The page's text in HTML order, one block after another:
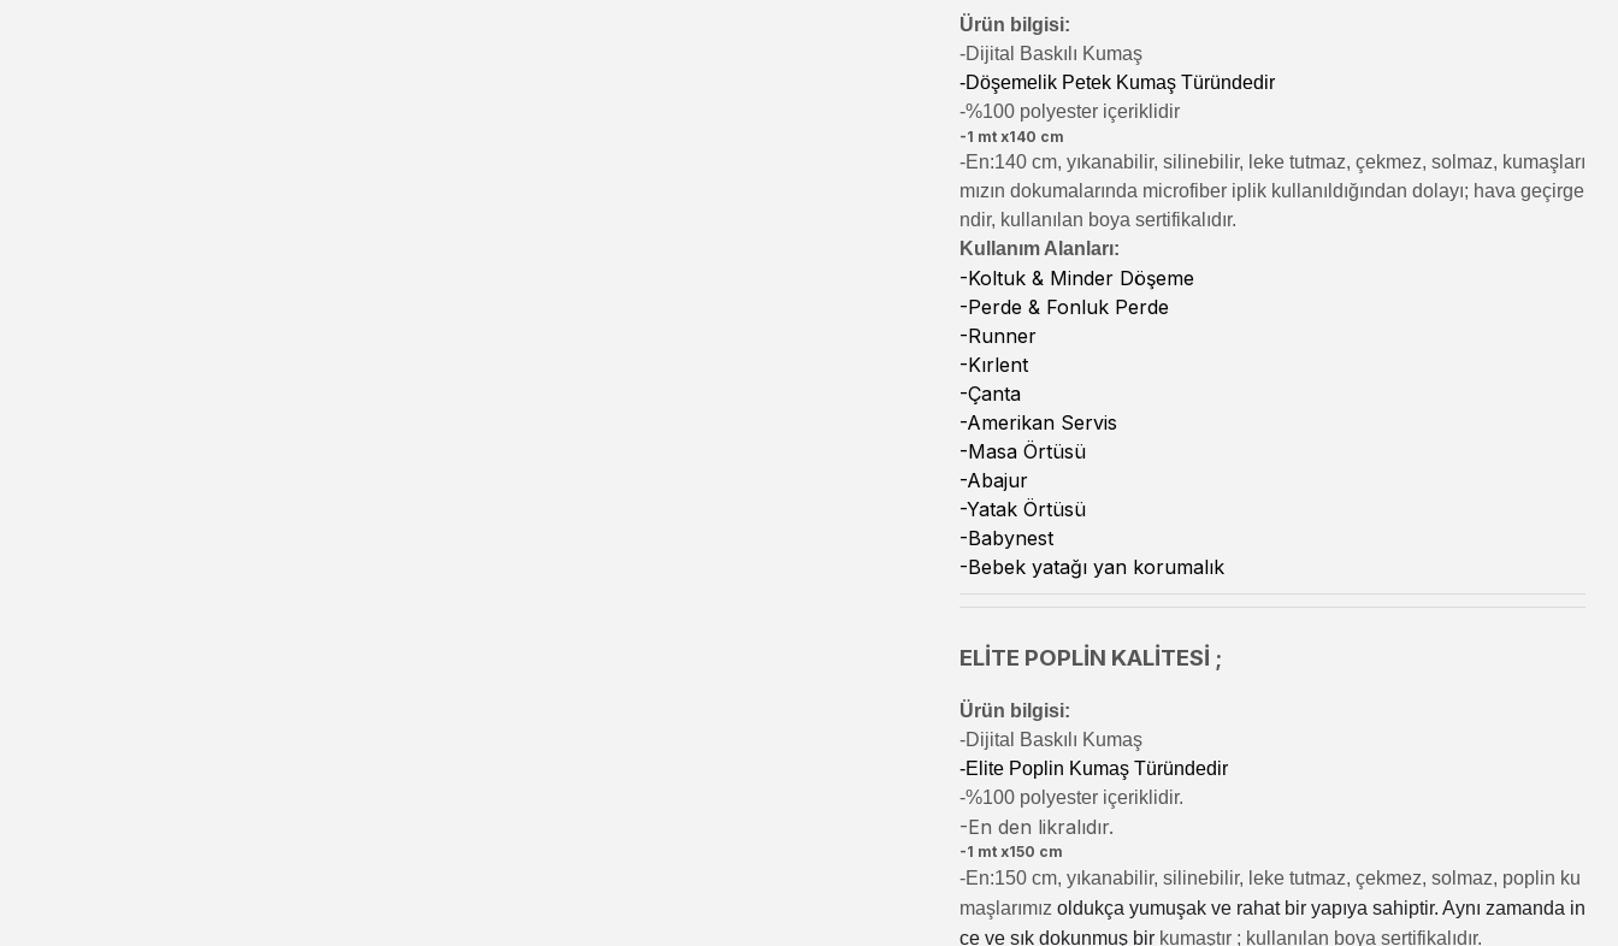
Ürün bilgisi:
-Dijital Baskılı Kumaş
-Döşemelik Petek Kumaş Türündedir
-%100 polyester içeriklidir
-1 mt x140 cm
-En:140 cm, yıkanabilir, silinebilir, leke tutmaz, çekmez, solmaz, kumaşları
mızın dokumalarında microfiber iplik kullanıldığından dolayı; hava geçirge
ndir, kullanılan boya sertifikalıdır.
Kullanım Alanları:
-Koltuk & Minder Döşeme
-Perde & Fonluk Perde
-Runner
-Kırlent
-Çanta
-Amerikan Servis
-Masa Örtüsü
-Abajur
-Yatak Örtüsü
-Babynest
-Bebek yatağı yan korumalık
ELİTE POPLİN KALİTESİ ;
Ürün bilgisi:
-Dijital Baskılı Kumaş
-Elite Poplin Kumaş Türündedir
-%100 polyester içeriklidir.
-En den likralıdır.
-1 mt x150 cm
-En:150 cm, yıkanabilir, silinebilir, leke tutmaz, çekmez, solmaz, poplin ku
maşlarımız oldukça yumuşak ve rahat bir yapıya sahiptir. Aynı zamanda in
ce ve sık dokunmuş bir kumaştır ; kullanılan boya sertifikalıdır.